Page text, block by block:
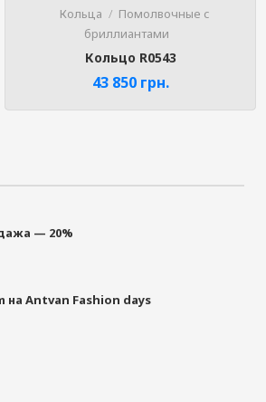
Кольца
Помолвочные с
бриллиантами
Кольцо R0543
43 850 грн.
— 20%
на Antvan Fashion days